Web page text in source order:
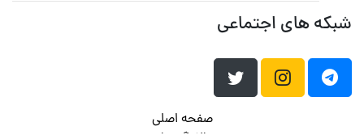
شبکه های اجتماعی
صفحه اصلی